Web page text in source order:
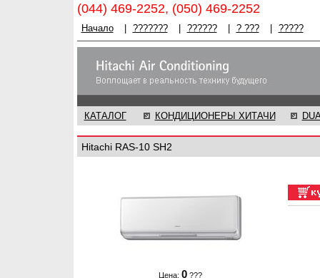
(044) 469-2252, (050) 469-2252
Начало ??????? ?????? ? ??? ?????
КАТАЛОГ КОНДИЦИОНЕРЫ ХИТАЧИ
Hitachi RAS-10 SH2
Цена: 0 ???